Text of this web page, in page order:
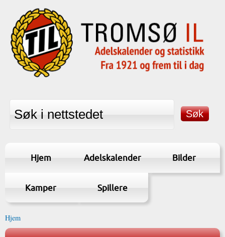
Hjem Adelskalender Bilder
Kamper Spillere
Hjem